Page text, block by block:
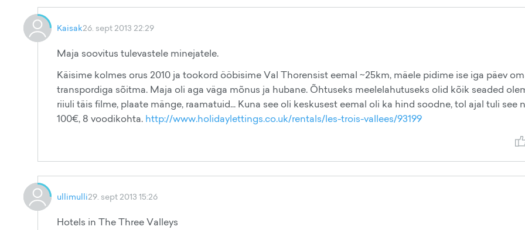
Kaisak26. sept 2013 22:29
Maja soovitus tulevastele minejatele.
Käisime kolmes orus 2010 ja tookord ööbisime Val Thorensist eemal ~25km, mäele pidime ise iga päev
transpordiga sõitma. Maja oli aga väga mõnus ja hubane. Õhtuseks meelelahutuseks olid kõik seaded
riiuli täis filme, plaate mänge, raamatuid... Kuna see oli keskusest eemal oli ka hind soodne, tol ajal tuli see
100€, 8 voodikohta. http://www.holidaylettings.co.uk/rentals/les-trois-vallees/93199
ullimulli29. sept 2013 15:26
Hotels in The Three Valleys